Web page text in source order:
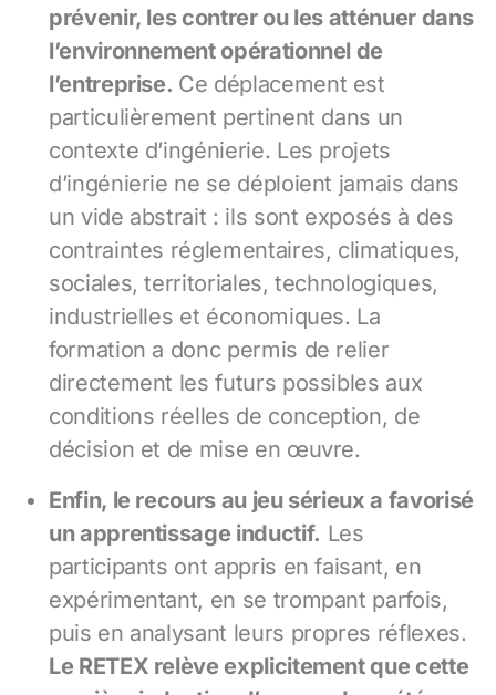
prévenir, les contrer ou les atténuer dans
l’environnement opérationnel de
l’entreprise. Ce déplacement est
particulièrement pertinent dans un
contexte d’ingénierie. Les projets
d’ingénierie ne se déploient jamais dans
un vide abstrait : ils sont exposés à des
contraintes réglementaires, climatiques,
sociales, territoriales, technologiques,
industrielles et économiques. La
formation a donc permis de relier
directement les futurs possibles aux
conditions réelles de conception, de
décision et de mise en œuvre.
Enfin, le recours au jeu sérieux a favorisé
un apprentissage inductif. Les
participants ont appris en faisant, en
expérimentant, en se trompant parfois,
puis en analysant leurs propres réflexes.
Le RETEX relève explicitement que cette